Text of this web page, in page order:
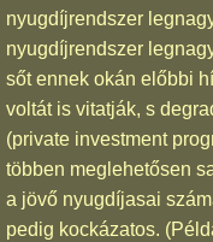
nyugdíjrendszer
nyugdíjrendszer
sőt ennek okán előbbi
voltát is vitatják, s
(private investment
többen meglehetősen
a jövő nyugdíjasai
pedig kockázatos.